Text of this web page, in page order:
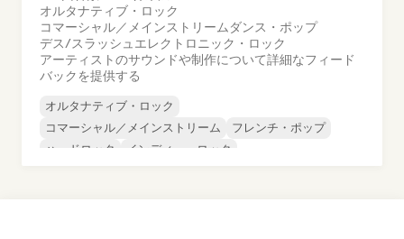
オルタナティブ・ロック
コマーシャル／メインストリーム ダンス・ポップ
デス/スラッシュ エレクトロニック・ロック
アーティストのサウンドや制作について詳細なフィード
バックを提供する
オルタナティブ・ロック
コマーシャル／メインストリーム
フレンチ・ポップ
ハードロック
インディー・ロック